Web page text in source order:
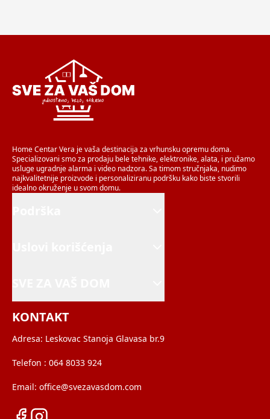
Home Centar Vera je vaša destinacija za vrhunsku opremu doma.
Specializovani smo za prodaju bele tehnike, elektronike, alata, i pružamo
usluge ugradnje alarma i video nadzora. Sa timom stručnjaka, nudimo
najkvalitetnije proizvode i personaliziranu podršku kako biste stvorili
idealno okruženje u svom domu.
KONTAKT
Adresa: Leskovac Stanoja Glavasa br.9
Telefon : 064 8033 924
Email: office@svezavasdom.com